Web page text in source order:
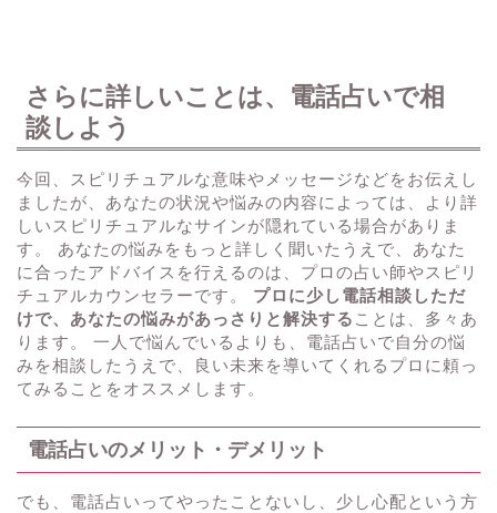
さらに詳しいことは、電話占いで相
談しよう
今回、スピリチュアルな意味やメッセージなどをお伝えし
ましたが、あなたの状況や悩みの内容によっては、より詳
しいスピリチュアルなサインが隠れている場合がありま
す。 あなたの悩みをもっと詳しく聞いたうえで、あなた
に合ったアドバイスを行えるのは、プロの占い師やスピリ
チュアルカウンセラーです。 プロに少し電話相談しただ
けで、あなたの悩みがあっさりと解決する ことは、多々あ
ります。 一人で悩んでいるよりも、電話占いで自分の悩
みを相談したうえで、良い未来を導いてくれるプロに頼っ
てみることをオススメします。
電話占いのメリット・デメリット
でも、電話占いってやったことないし、少し心配という方